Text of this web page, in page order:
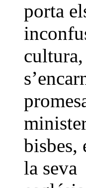
porta
bisbes,
la seva